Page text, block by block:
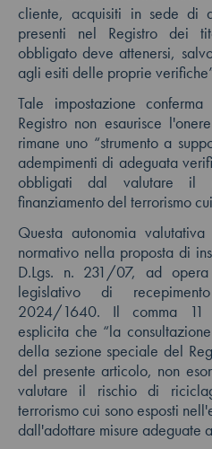
cliente, acquisiti in sede di
presenti nel Registro dei
obbligato deve attenersi,
agli esiti delle proprie
Tale impostazione
Registro non esaurisce
rimane uno “strumento a
adempimenti di adeguata
obbligati dal valutare il
finanziamento del terrorismo
Questa autonomia
normativo nella proposta di
D.Lgs. n. 231/07, ad
legislativo di
2024/1640. Il comma 11
esplicita che “la
della sezione speciale del
del presente articolo, non
valutare il rischio di
terrorismo cui sono esposti
dall'adottare misure adeguate